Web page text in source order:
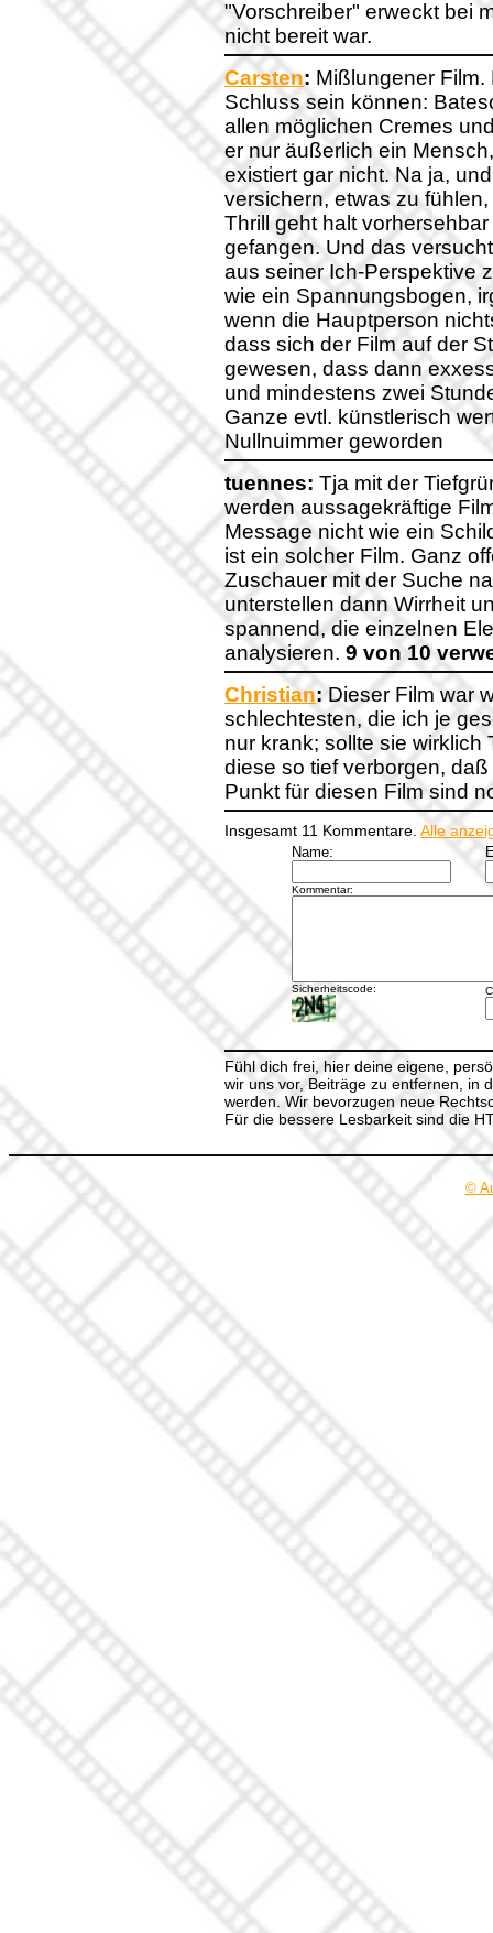
"Vorschreiber" erweckt bei
nicht bereit war.
Carsten: Mißlungener
Schluss sein können:
allen möglichen Cremes
er nur äußerlich ein
existiert gar nicht. Na ja,
versichern, etwas zu
Thrill geht halt
gefangen. Und das
aus seiner Ich-Perspektive
wie ein Spannungsbogen,
wenn die Hauptperson
dass sich der Film auf der
gewesen, dass dann
und mindestens zwei
Ganze evtl. künstlerisch
Nullnuimmer geworden
tuennes: Tja mit der
werden aussagekräftige
Message nicht wie ein
ist ein solcher Film. Ganz
Zuschauer mit der Suche
unterstellen dann Wirrheit
spannend, die einzelnen
analysieren. 9 von 10
Christian:Dieser Film war
schlechtesten, die ich je
nur krank; sollte sie wirklich
diese so tief verborgen,
Punkt für diesen Film sind
Insgesamt 11 Kommentare. Alle
Name:
Kommentar:
Sicherheitscode:
Fühl dich frei, hier deine eigene,
wir uns vor, Beiträge zu entfernen, in
werden. Wir bevorzugen neue
Für die bessere Lesbarkeit sind die
©